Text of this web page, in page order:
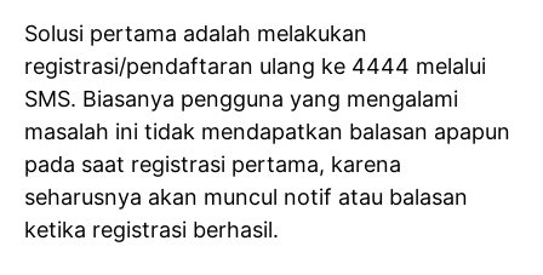
Solusi pertama adalah melakukan
registrasi/pendaftaran ulang ke 4444 melalui
SMS. Biasanya pengguna yang mengalami
masalah ini tidak mendapatkan balasan apapun
pada saat registrasi pertama, karena
seharusnya akan muncul notif atau balasan
ketika registrasi berhasil.